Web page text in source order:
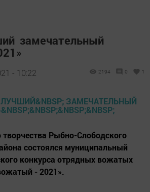
замечательный
- 10:22 2194 0 1
творчества Рыбно-Слободского
состоялся муниципальный
конкурса отрядных вожатых
- 2021».